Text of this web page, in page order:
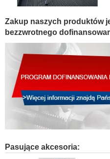
Zakup naszych produktów
bezzwrotnego
Pasujące akcesoria: